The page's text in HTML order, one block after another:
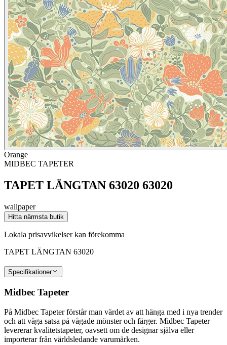
Orange
MIDBEC TAPETER
TAPET LÄNGTAN 63020 63020
wallpaper
Hitta närmsta butik
Lokala prisavvikelser kan förekomma
TAPET LÄNGTAN 63020
Specifikationer
Midbec Tapeter
På Midbec Tapeter förstår man värdet av att hänga med i nya trender
och att våga satsa på vågade mönster och färger. Midbec Tapeter
levererar kvalitetstapeter, oavsett om de designar själva eller
importerar från världsledande varumärken.